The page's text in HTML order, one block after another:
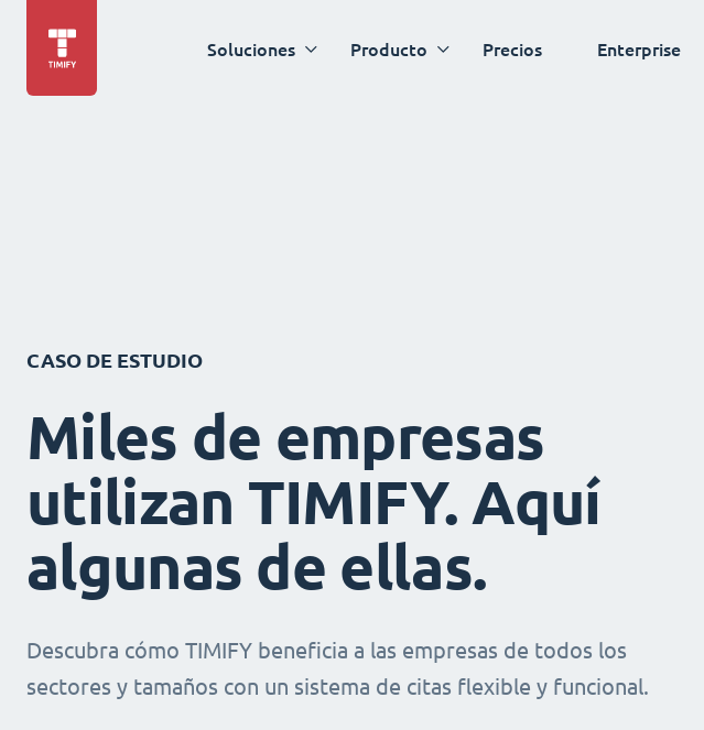
Soluciones Producto Precios Enterprise
CASO DE ESTUDIO
Miles de empresas
utilizan TIMIFY. Aquí
algunas de ellas.
Descubra cómo TIMIFY beneficia a las empresas de todos los
sectores y tamaños con un sistema de citas flexible y funcional.